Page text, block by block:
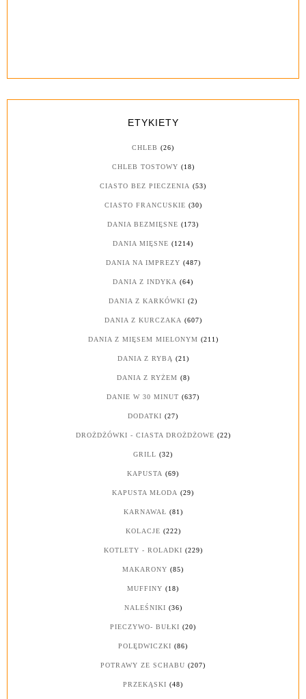
ETYKIETY
CHLEB (26)
CHLEB TOSTOWY (18)
CIASTO BEZ PIECZENIA (53)
CIASTO FRANCUSKIE (30)
DANIA BEZMIĘSNE (173)
DANIA MIĘSNE (1214)
DANIA NA IMPREZY (487)
DANIA Z INDYKA (64)
DANIA Z KARKÓWKI (2)
DANIA Z KURCZAKA (607)
DANIA Z MIĘSEM MIELONYM (211)
DANIA Z RYBĄ (21)
DANIA Z RYŻEM (8)
DANIE W 30 MINUT (637)
DODATKI (27)
DROŻDŻÓWKI - CIASTA DROŻDŻOWE (22)
GRILL (32)
KAPUSTA (69)
KAPUSTA MŁODA (29)
KARNAWAŁ (81)
KOLACJE (222)
KOTLETY - ROLADKI (229)
MAKARONY (85)
MUFFINY (18)
NALEŚNIKI (36)
PIECZYWO- BUŁKI (20)
POLĘDWICZKI (86)
POTRAWY ZE SCHABU (207)
PRZEKĄSKI (48)